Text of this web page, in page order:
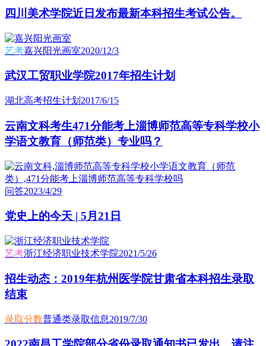
四川美术学院近日发布最新本科招生考试公告。
艺考嘉兴阳光画室2020/12/3
武汉工贸职业学院2017年招生计划
湖北高考招生计划 2017/6/15
云南文科考生471分能考上淄博师范高等专科学校小
学语文教育（师范类）专业吗？
问答2023/4/29
党史上的今天 | 5月21日
艺考浙江经济职业技术学院2021/5/26
招生动态：2019年杭州医学院甘肃省本科招生录取
结束
录取分数普通类录取信息2019/7/30